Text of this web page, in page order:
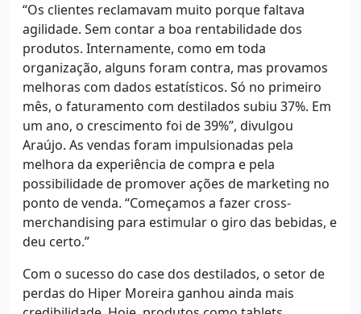
“Os clientes reclamavam muito porque faltava
agilidade. Sem contar a boa rentabilidade dos
produtos. Internamente, como em toda
organização, alguns foram contra, mas provamos
melhoras com dados estatísticos. Só no primeiro
mês, o faturamento com destilados subiu 37%. Em
um ano, o crescimento foi de 39%”, divulgou
Araújo. As vendas foram impulsionadas pela
melhora da experiência de compra e pela
possibilidade de promover ações de marketing no
ponto de venda. “Começamos a fazer cross-
merchandising para estimular o giro das bebidas, e
deu certo.”
Com o sucesso do case dos destilados, o setor de
perdas do Hiper Moreira ganhou ainda mais